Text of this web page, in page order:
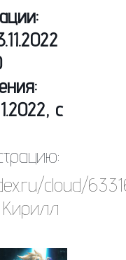
c
cloud/
Кирилл